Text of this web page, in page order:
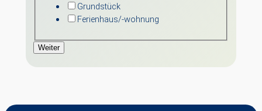
Grundstück
Ferienhaus/-wohnung
Weiter